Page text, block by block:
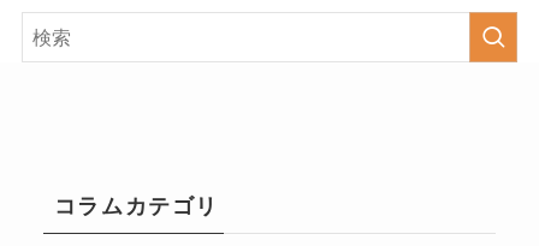
コラムカテゴリ